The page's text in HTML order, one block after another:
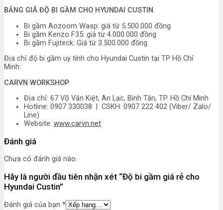
BẢNG GIÁ ĐỘ BI GẦM CHO HYUNDAI CUSTIN
Bi gầm Aozoom Wasp: giá từ 5.500.000 đồng
Bi gầm Kenzo F35: giá từ 4.000.000 đồng
Bi gầm Fujiteck: Giá từ 3.500.000 đồng
Địa chỉ độ bi gầm uy tính cho Hyundai Custin tại TP Hồ Chí
Minh:
CARVN WORKSHOP
Địa chỉ: 67 Võ Văn Kiệt, An Lạc, Bình Tân, TP. Hồ Chí Minh
Hotline: 0907 330038 | CSKH: 0907 222 402 (Viber/ Zalo/
Line)
Website: www.carvn.net
Đánh giá
Chưa có đánh giá nào.
Hãy là người đầu tiên nhận xét “Độ bi gầm giá rẻ cho
Hyundai Custin”
Đánh giá của bạn *